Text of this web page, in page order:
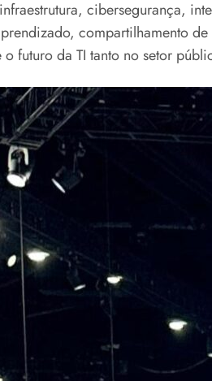
cibersegurança,
compartilhamento
futuro da TI tanto no setor